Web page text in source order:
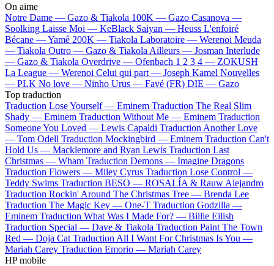
On aime
Notre Dame — Gazo & Tiakola 100K — Gazo Casanova —
Soolking Laisse Moi — KeBlack Saiyan — Heuss L'enfoiré
Bécane —Yamê 200K — Tiakola Laboratoire — Werenoi Meuda
— Tiakola Outro — Gazo & Tiakola Ailleurs — Josman Interlude
— Gazo & Tiakola Overdrive — Ofenbach 1 2 3 4 — ZOKUSH
La League — Werenoi Celui qui part — Joseph Kamel Nouvelles
— PLK No love — Ninho Urus — Favé (FR) DIE — Gazo
Top traduction
Traduction Lose Yourself — Eminem Traduction The Real Slim
Shady — Eminem Traduction Without Me — Eminem Traduction
Someone You Loved — Lewis Capaldi Traduction Another Love
— Tom Odell Traduction Mockingbird — Eminem Traduction Can't
Hold Us — Macklemore and Ryan Lewis Traduction Last
Christmas — Wham Traduction Demons — Imagine Dragons
Traduction Flowers — Miley Cyrus Traduction Lose Control —
Teddy Swims Traduction BESO — ROSALÍA & Rauw Alejandro
Traduction Rockin' Around The Christmas Tree — Brenda Lee
Traduction The Magic Key — One-T Traduction Godzilla —
Eminem Traduction What Was I Made For? — Billie Eilish
Traduction Special — Dave & Tiakola Traduction Paint The Town
Red — Doja Cat Traduction All I Want For Christmas Is You —
Mariah Carey Traduction Emorio — Mariah Carey
HP mobile